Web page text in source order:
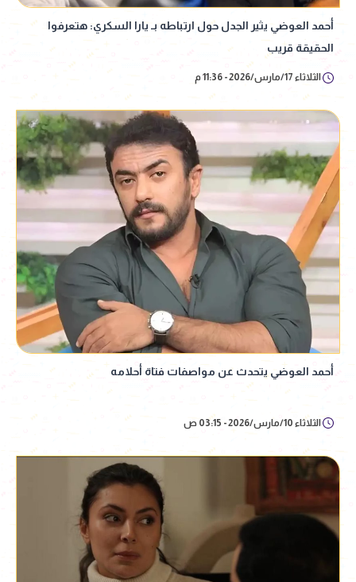
أحمد العوضي يثير الجدل حول ارتباطه بـ يارا السكري: هتعرفوا
الحقيقة قريب
الثلاثاء 17/مارس/2026 - 11:36 م
أحمد العوضي يتحدث عن مواصفات فتاة أحلامه
الثلاثاء 10/مارس/2026 - 03:15 ص